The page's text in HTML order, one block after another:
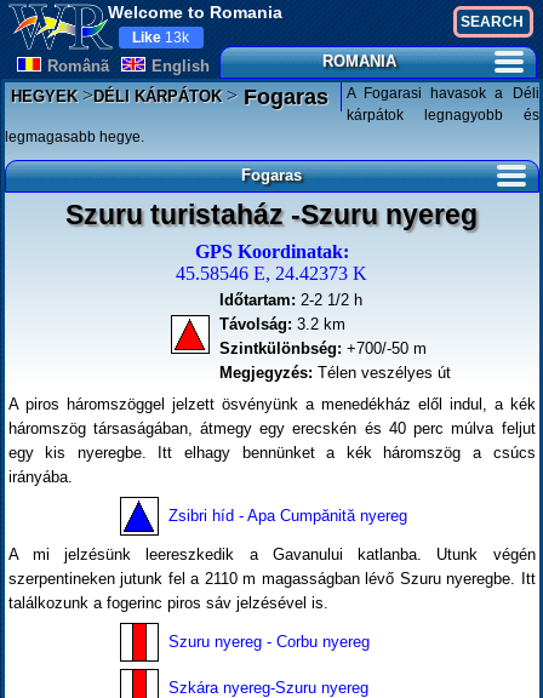
Welcome to Romania
Românã English
Like 13k
ROMANIA
HEGYEK>DÉLI KÁRPÁTOK>Fogaras
A Fogarasi havasok a Déli
kárpátok legnagyobb és
legmagasabb hegye.
Fogaras
Szuru turistaház -Szuru nyereg
GPS Koordinatak:
45.58546 E, 24.42373 K
Időtartam: 2-2 1/2 h
Távolság: 3.2 km
Szintkülönbség: +700/-50 m
Megjegyzés: Télen veszélyes út
A piros háromszöggel jelzett ösvényünk a menedékház elől indul, a kék
háromszög társaságában, átmegy egy erecskén és 40 perc múlva feljut
egy kis nyeregbe. Itt elhagy bennünket a kék háromszög a csúcs
irányába.
Zsibri híd - Apa Cumpănită nyereg
A mi jelzésünk leereszkedik a Gavanului katlanba. Utunk végén
szerpentineken jutunk fel a 2110 m magasságban lévő Szuru nyeregbe. Itt
találkozunk a fogerinc piros sáv jelzésével is.
Szuru nyereg - Corbu nyereg
Szkára nyereg-Szuru nyereg